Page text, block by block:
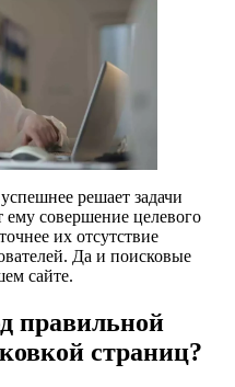
решает задачи
ему совершение целевого
их отсутствие
Да и поисковые
сайте.
правильной
страниц?